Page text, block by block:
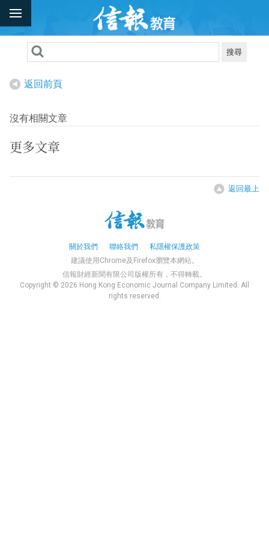
搜尋
返回前頁
沒有相關文章
更多文章
返回最上
關於我們 聯絡我們
私隱權保護政策
建議使用Chrome及Firefox瀏覽本網站。
信報財經新聞有限公司版權所有，不得轉載。
Copyright © 2026 Hong Kong Economic Journal Company Limited. All
rights reserved.